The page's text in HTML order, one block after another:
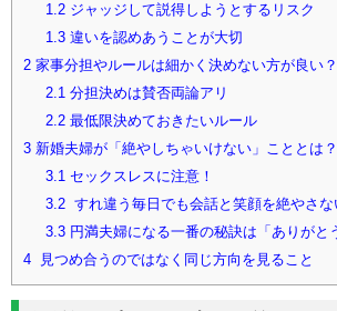
1.2ジャッジして説得しようとするリスク
1.3違いを認めあうことが大切
2 家事分担やルールは細かく決めない方が良い？
2.1分担決めは賛否両論アリ
2.2最低限決めておきたいルール
3 新婚夫婦が「絶やしちゃいけない」こととは？
3.1セックスレスに注意！
3.2すれ違う毎日でも会話と笑顔を絶やさな
3.3円満夫婦になる一番の秘訣は「ありがと
4 見つめ合うのではなく同じ方向を見ること